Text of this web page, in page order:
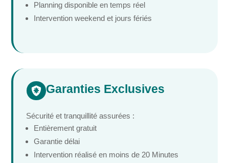
Planning disponible en temps réel
Intervention weekend et jours fériés
 Garanties Exclusives
Sécurité et tranquillité assurées :
Entièrement gratuit
Garantie délai
Intervention réalisé en moins de 20 Minutes